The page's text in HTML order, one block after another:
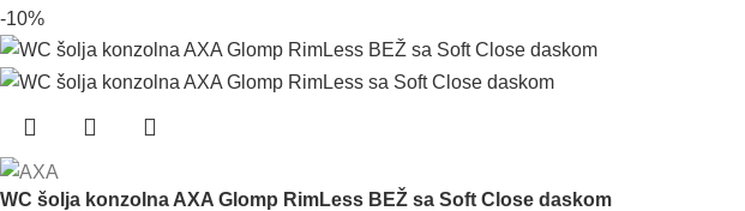
-10%
WC šolja konzolna AXA Glomp RimLess BEŽ sa Soft Close daskom